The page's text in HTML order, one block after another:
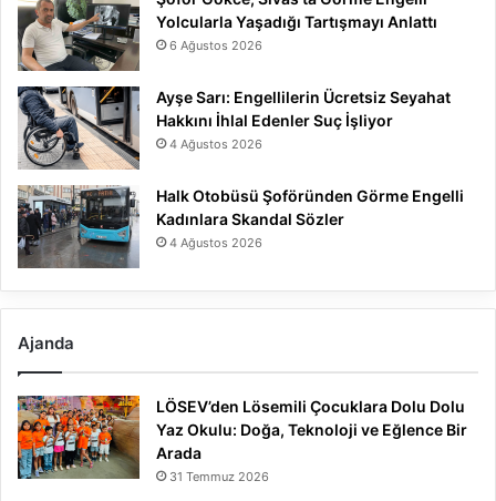
Yolcularla Yaşadığı Tartışmayı Anlattı
6 Ağustos 2026
Ayşe Sarı: Engellilerin Ücretsiz Seyahat
Hakkını İhlal Edenler Suç İşliyor
4 Ağustos 2026
Halk Otobüsü Şoföründen Görme Engelli
Kadınlara Skandal Sözler
4 Ağustos 2026
Ajanda
LÖSEV’den Lösemili Çocuklara Dolu Dolu
Yaz Okulu: Doğa, Teknoloji ve Eğlence Bir
Arada
31 Temmuz 2026